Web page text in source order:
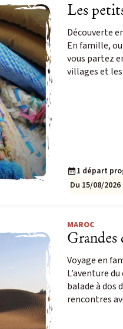
4 5 7 8
11 12 14 15
18 19 21 22
25 26
1 2
Les
Découverte
En famille,
vous partez
villages et
1 départ
Du 15/08/2026
MAROC
Grandes
Voyage en
L’aventure
balade à dos
rencontres